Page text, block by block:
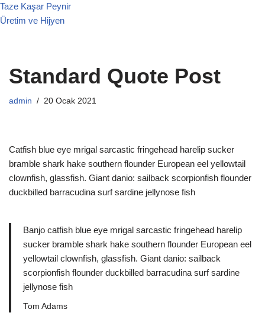
Taze Kaşar Peynir
Üretim ve Hijyen
Standard Quote Post
admin 20 Ocak 2021
Catfish blue eye mrigal sarcastic fringehead harelip sucker
bramble shark hake southern flounder European eel yellowtail
clownfish, glassfish. Giant danio: sailback scorpionfish flounder
duckbilled barracudina surf sardine jellynose fish
Banjo catfish blue eye mrigal sarcastic fringehead harelip
sucker bramble shark hake southern flounder European eel
yellowtail clownfish, glassfish. Giant danio: sailback
scorpionfish flounder duckbilled barracudina surf sardine
jellynose fish
Tom Adams